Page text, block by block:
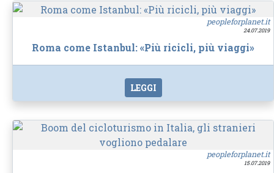
peopleforplanet.it
24.07.2019
Roma come Istanbul: «Più ricicli, più viaggi»
LEGGI
peopleforplanet.it
15.07.2019